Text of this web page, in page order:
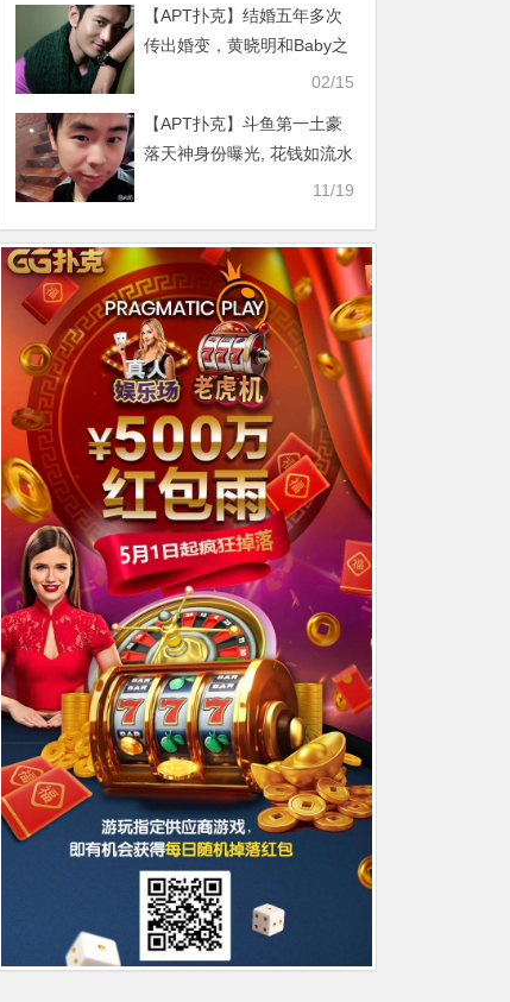
【APT扑克】结婚五年多次
传出婚变，黄晓明和Baby之
02/15
【APT扑克】斗鱼第一土豪
落天神身份曝光, 花钱如流水
11/19